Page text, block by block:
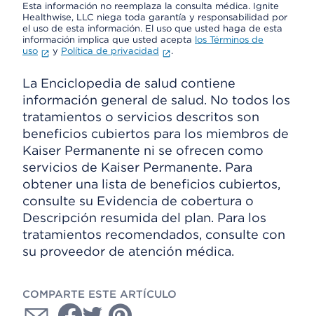
Esta información no reemplaza la consulta médica. Ignite
Healthwise, LLC niega toda garantía y responsabilidad por
el uso de esta información. El uso que usted haga de esta
información implica que usted acepta los Términos de
uso
y Política de privacidad .
La Enciclopedia de salud contiene
información general de salud. No todos los
tratamientos o servicios descritos son
beneficios cubiertos para los miembros de
Kaiser Permanente ni se ofrecen como
servicios de Kaiser Permanente. Para
obtener una lista de beneficios cubiertos,
consulte su Evidencia de cobertura o
Descripción resumida del plan. Para los
tratamientos recomendados, consulte con
su proveedor de atención médica.
COMPARTE ESTE ARTÍCULO